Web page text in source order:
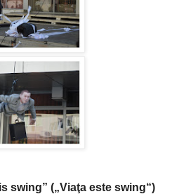
swing” („Viaţa este swing“)